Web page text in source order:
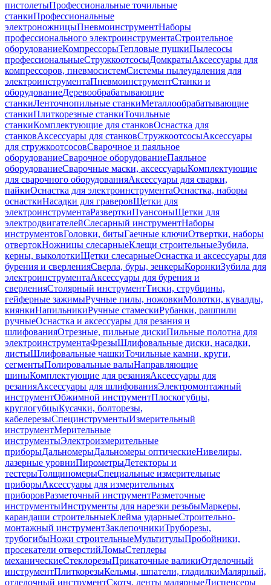
пистолетыПрофессиональные точильные
станкиПрофессиональные
электроножницыПневмоинструментНаборы
профессионального электроинструментаСтроительное
оборудованиеКомпрессорыТепловые пушкиПылесосы
профессиональныеСтружкоотсосыДомкратыАксессуары для
компрессоров, пневмосистемСистемы пылеудаления для
электроинструментаПневмоинструментСтанки и
оборудованиеДеревообрабатывающие
станкиЛенточнопильные станкиМеталлообрабатывающие
станкиПлиткорезные станкиТочильные
станкиКомплектующие для станковОснастка для
станковАксессуары для станковСтружкоотсосыАксессуары
для стружкоотсосовСварочное и паяльное
оборудованиеСварочное оборудованиеПаяльное
оборудованиеСварочные маски, аксессуарыКомплектующие
для сварочного оборудованияАксессуары для сварки,
пайкиОснастка для электроинструментаОснастка, наборы
оснасткиНасадки для граверовЩетки для
электроинструментаРазверткиПуансоныЩетки для
электродвигателейСлесарный инструментНаборы
инструментовГоловки, битыГаечные ключиОтвертки, наборы
отвертокНожницы слесарныеКлещи строительныеЗубила,
керны, выколоткиЩетки слесарныеОснастка и аксессуары для
бурения и сверленияСверла, буры, зенкерыКоронкиЗубила для
электроинструментаАксессуары для бурения и
сверленияСтолярный инструментТиски, струбцины,
гейферные зажимыРучные пилы, ножовкиМолотки, кувалды,
киянкиНапильникиРучные стамескиРубанки, рашпили
ручныеОснастка и аксессуары для резания и
шлифованияОтрезные, пильные дискиПильные полотна для
электроинструментаФрезыШлифовальные диски, насадки,
листыШлифовальные чашкиТочильные камни, круги,
сегментыПолировальные валыНаправляющие
шиныКомплектующие для резанияАксессуары для
резанияАксессуары для шлифованияЭлектромонтажный
инструментОбжимной инструментПлоскогубцы,
круглогубцыКусачки, болторезы,
кабелерезыСпецинструментыИзмерительный
инструментМерительные
инструментыЭлектроизмерительные
приборыДальномерыДальномеры оптическиеНивелиры,
лазерные уровниПирометрыДетекторы и
тестерыТолщиномерыСпециальные измерительные
приборыАксессуары для измерительных
приборовРазметочный инструментРазметочные
инструментыИнструменты для нарезки резьбыМаркеры,
карандаши строительныеКлейма ударныеСтроительно-
монтажный инструментЗаклепочникиТруборезы,
трубогибыНожи строительныеМультитулыПробойники,
просекатели отверстийЛомыСтеплеры
механическиеСтеклорезыПрикаточные валикиОтделочный
инструментПлиткорезыКельмы, шпатели, гладилкиМалярный,
отделочный инструментСкотч, ленты малярныеДиспенсеры